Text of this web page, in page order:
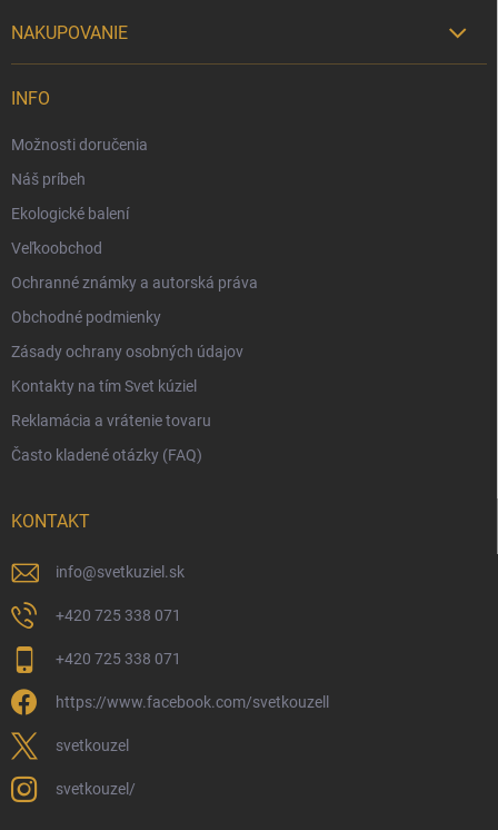
NAKUPOVANIE 
Darčekový radca 🎁
Moja objednávka
Reklamácia a vrátenie tovaru
Vernostný program
Veľkoobchod
Ekologické balenie objednávok
Obchodné podmienky
Zásady ochrany osobných údajov
INFO
Možnosti doručenia
Náš príbeh
Ekologické balení
Veľkoobchod
Ochranné známky a autorská práva
Obchodné podmienky
Zásady ochrany osobných údajov
Kontakty na tím Svet kúziel
Reklamácia a vrátenie tovaru
Často kladené otázky (FAQ)
KONTAKT
info@svetkuziel.sk
+420 725 338 071
+420 725 338 071
https://www.facebook.com/svetkouzell
svetkouzel
svetkouzel/